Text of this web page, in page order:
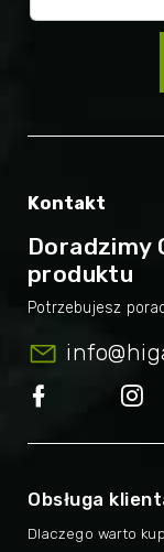
Kontakt
Doradzimy
produktu
info@
Obsługa
Dlaczego warto